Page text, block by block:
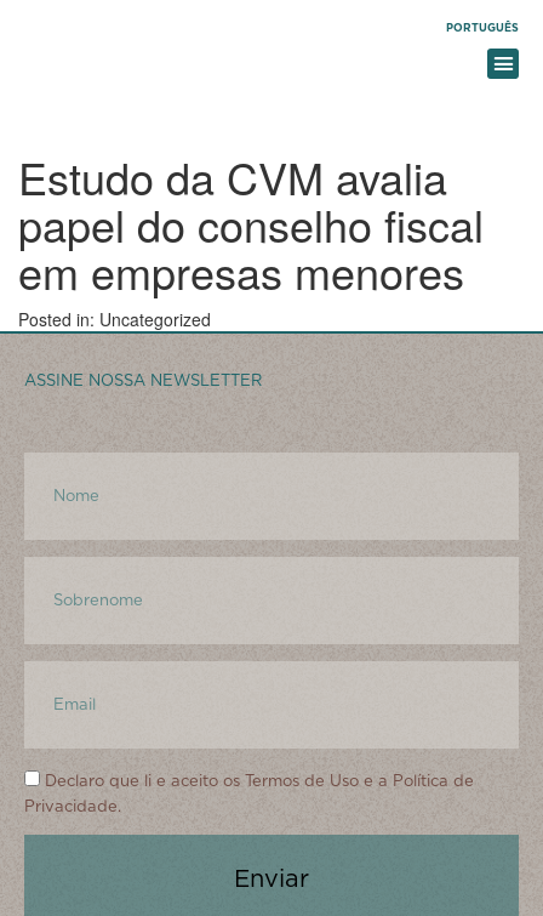
PORTUGUÊS
Estudo da CVM avalia
papel do conselho fiscal
em empresas menores
Posted in: Uncategorized
ASSINE NOSSA NEWSLETTER
Declaro que li e aceito os Termos de Uso e a Política de
Privacidade.
Enviar